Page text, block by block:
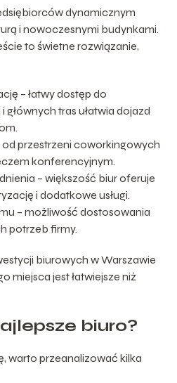
dynamicznym
i nowoczesnymi budynkami.
to świetne rozwiązanie,
– łatwy dostęp do
głównych tras ułatwia dojazd
przestrzeni coworkingowych
konferencyjnym.
– większość biur oferuje
i dodatkowe usługi.
– możliwość dostosowania
potrzeb firmy.
biurowych w Warszawie
miejsca jest łatwiejsze niż
biuro?
warto przeanalizować kilka